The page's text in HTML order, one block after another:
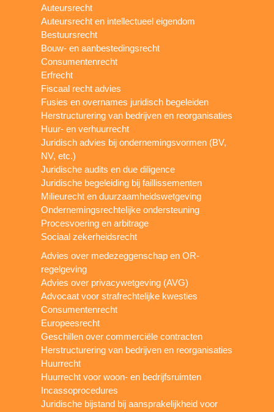
Auteursrecht
Auteursrecht en intellectueel eigendom
Bestuursrecht
Bouw- en aanbestedingsrecht
Consumentenrecht
Erfrecht
Fiscaal recht advies
Fusies en overnames juridisch begeleiden
Herstructurering van bedrijven en reorganisaties
Huur- en verhuurrecht
Juridisch advies bij ondernemingsvormen (BV,
NV, etc.)
Juridische audits en due diligence
Juridische begeleiding bij faillissementen
Milieurecht en duurzaamheidswetgeving
Ondernemingsrechtelijke ondersteuning
Procesvoering en arbitrage
Sociaal zekerheidsrecht
Advies over medezeggenschap en OR-
regelgeving
Advies over privacywetgeving (AVG)
Advocaat voor strafrechtelijke kwesties
Consumentenrecht
Europeesrecht
Geschillen over commerciële contracten
Herstructurering van bedrijven en reorganisaties
Huurrecht
Huurrecht voor woon- en bedrijfsruimten
Incassoprocedures
Juridische bijstand bij aansprakelijkheid voor